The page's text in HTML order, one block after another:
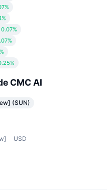
0.07%
CMC AI
(SUN)
USD